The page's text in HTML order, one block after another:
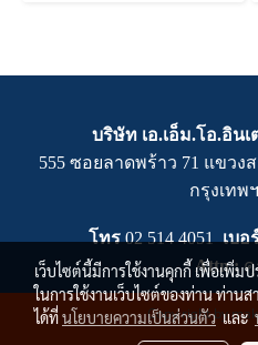
บริษัท เอ.เอ็ม.โอ.อิน
555 ซอยลาดพร้าว 71 แขวง
กรุงเทพ
โทร02 514 4051เบอ
Attn :
Copy right by
เว็บไซต์นี้มีการใช้งานคุกกี้ เพื่อเพิ่
ในการใช้งานเว็บไซต์ของท่าน ท่าน
ได้ที่นโยบายความเป็นส่วนตัว และ